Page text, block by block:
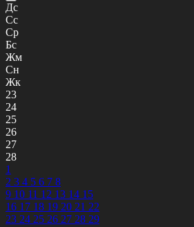
Дс
Сс
Ср
Бс
Жм
Сн
Жк
23
24
25
26
27
28
1
2 3 4 5 6 7 8
9 10 11 12 13 14 15
16 17 18 19 20 21 22
23 24 25 26 27 28 29